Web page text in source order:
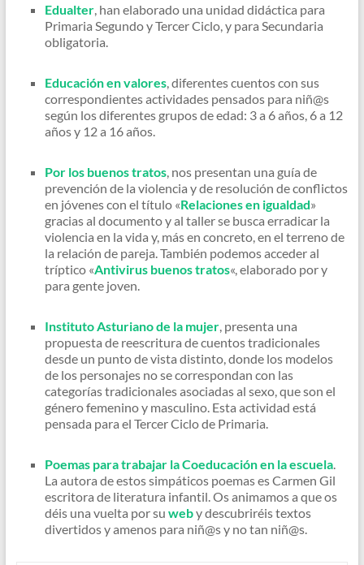
Edualter, han elaborado una unidad didáctica para
Primaria Segundo y Tercer Ciclo, y para Secundaria
obligatoria.
Educación en valores, diferentes cuentos con sus
correspondientes actividades pensados para niñ@s
según los diferentes grupos de edad: 3 a 6 años, 6 a 12
años y 12 a 16 años.
Por los buenos tratos, nos presentan una guía de
prevención de la violencia y de resolución de conflictos
en jóvenes con el título «Relaciones en igualdad»
gracias al documento y al taller se busca erradicar la
violencia en la vida y, más en concreto, en el terreno de
la relación de pareja. También podemos acceder al
tríptico «Antivirus buenos tratos«, elaborado por y
para gente joven.
Instituto Asturiano de la mujer, presenta una
propuesta de reescritura de cuentos tradicionales
desde un punto de vista distinto, donde los modelos
de los personajes no se correspondan con las
categorías tradicionales asociadas al sexo, que son el
género femenino y masculino. Esta actividad está
pensada para el Tercer Ciclo de Primaria.
Poemas para trabajar la Coeducación en la escuela.
La autora de estos simpáticos poemas es Carmen Gil
escritora de literatura infantil. Os animamos a que os
déis una vuelta por su weby descubriréis textos
divertidos y amenos para niñ@s y no tan niñ@s.